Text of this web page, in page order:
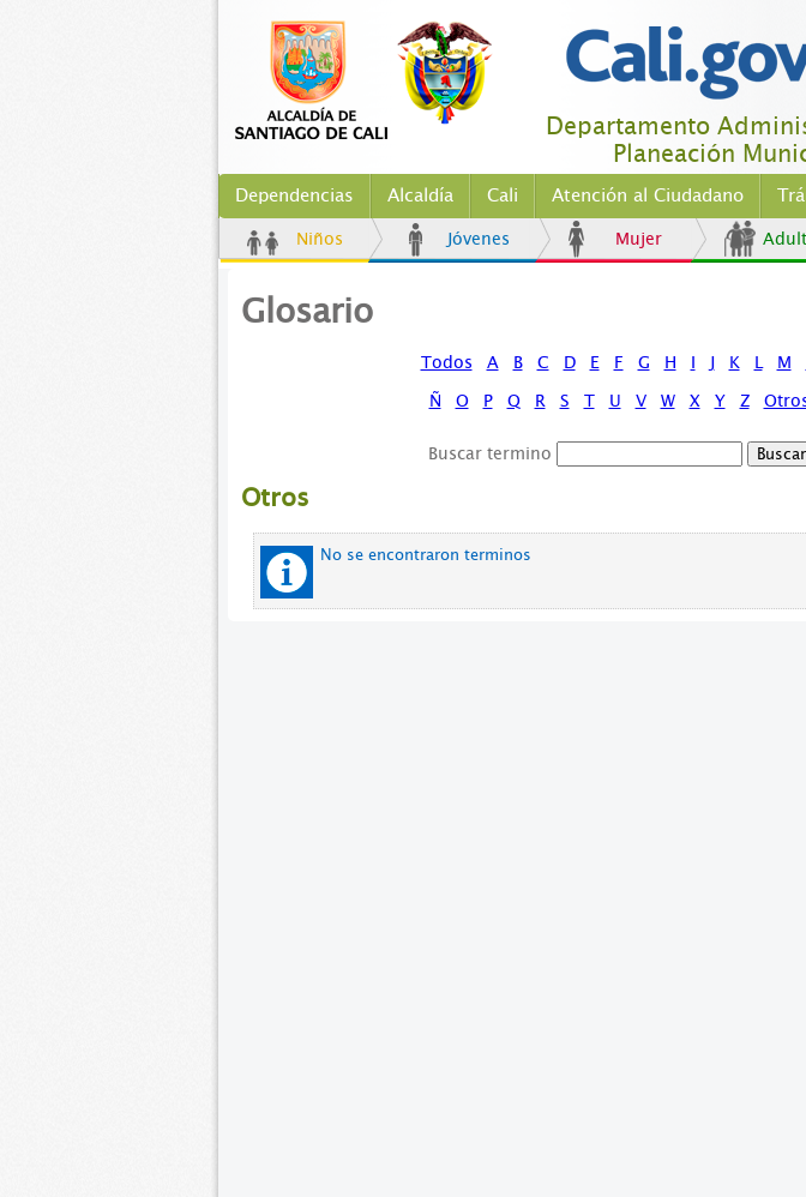
Departamento
Planeación
Dependencias Alcaldía Cali Atención al Ciudadano
Niños Jóvenes Mujer
Glosario
Todos A B C D E F G H I J K L M
Ñ
O P Q R S T U V W X Y Z
Buscar termino
Otros
No se encontraron terminos